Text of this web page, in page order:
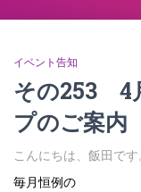
イベント告知
その253 4
プのご案内
こんにちは、飯田です
毎月恒例の